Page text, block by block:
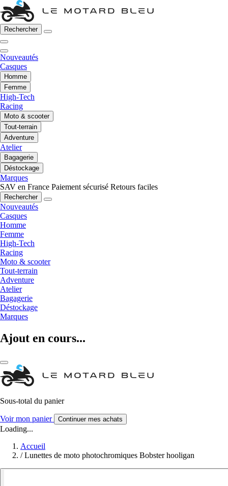
Rechercher
Nouveautés
Casques
Homme
Femme
High-Tech
Racing
Moto & scooter
Tout-terrain
Adventure
Atelier
Bagagerie
Déstockage
Marques
SAV en France Paiement sécurisé Retours faciles
Rechercher
Nouveautés
Casques
Homme
Femme
High-Tech
Racing
Moto & scooter
Tout-terrain
Adventure
Atelier
Bagagerie
Déstockage
Marques
Ajout en cours...
Sous-total du panier
Voir mon panier Continuer mes achats
Loading...
Accueil
/ Lunettes de moto photochromiques Bobster hooligan